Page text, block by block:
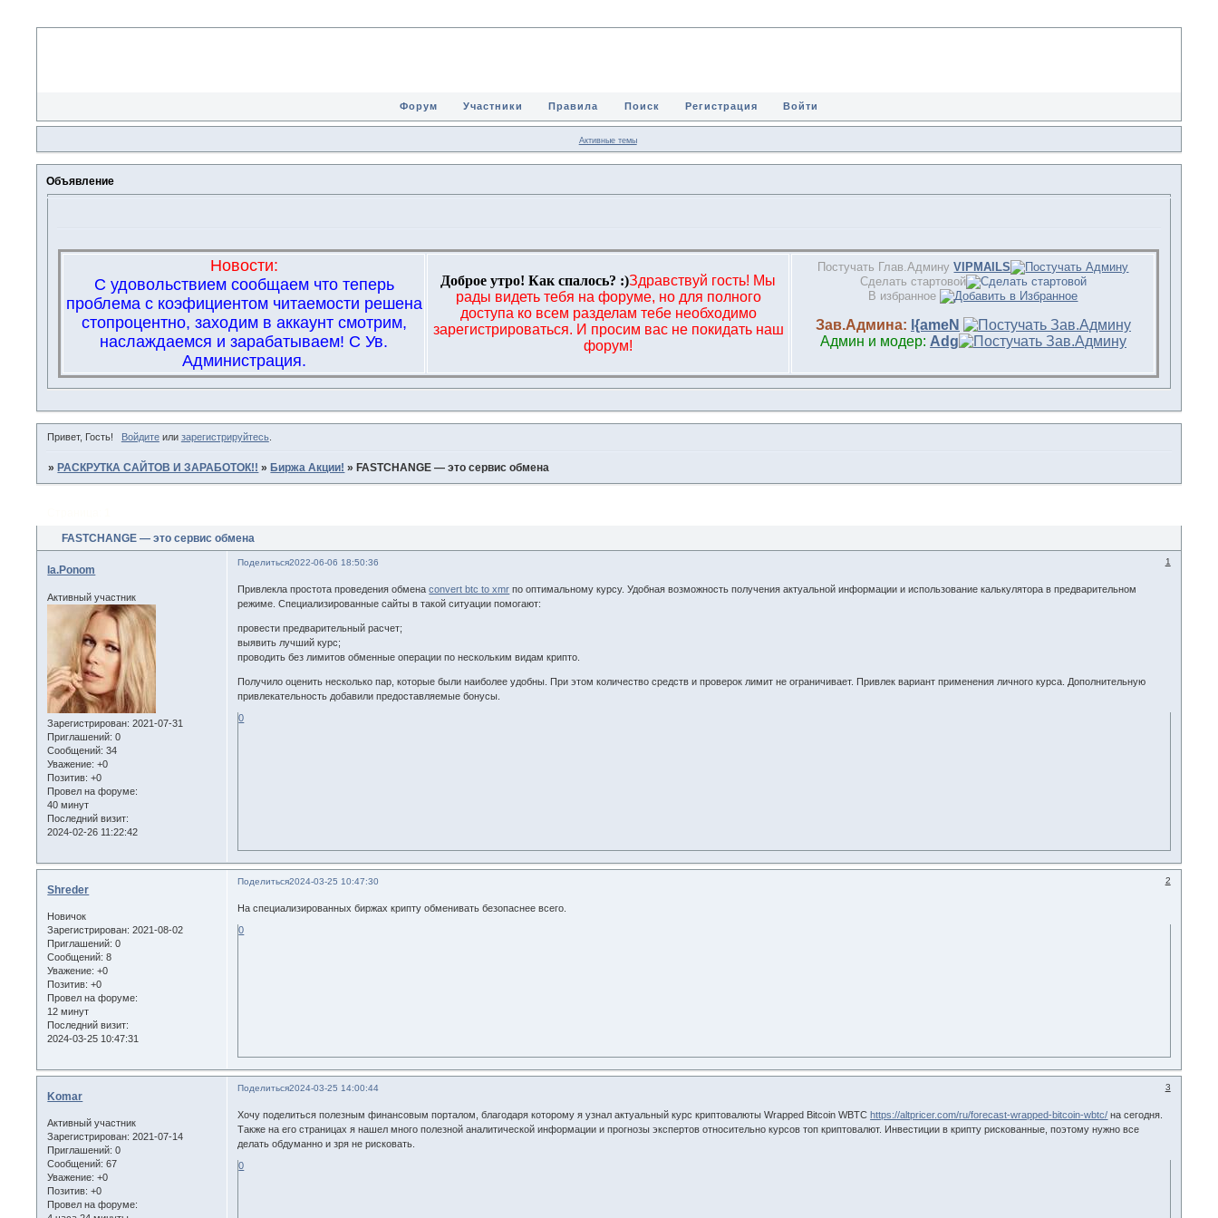
Форум Участники Правила Поиск Регистрация Войти
Активные темы
Объявление
Новости:
С удовольствием сообщаем что теперь
проблема с коэфициентом читаемости решена
стопроцентно, заходим в аккаунт смотрим,
наслаждаемся и зарабатываем! С Ув.
Администрация.
Доброе утро! Как спалось? :)Здравствуй гость! Мы
рады видеть тебя на форуме, но для полного
доступа ко всем разделам тебе необходимо
зарегистрироваться. И просим вас не покидать наш
форум!
Постучать Глав.АдминуVIPMAILS
Сделать стартовой
В избранное
Зав.Админа: l{ameN
Админ и модер: Adg
Привет, Гость! Войдитеили зарегистрируйтесь.
» РАСКРУТКА САЙТОВ И ЗАРАБОТОК!! » Биржа Акции! » FASTCHANGE — это сервис обмена
FASTCHANGE — это сервис обмена
Поделиться 1
2022-06-06 18:50:36
Ia.Ponom
Активный участник
Зарегистрирован: 2021-07-31
Приглашений: 0
Сообщений: 34
Уважение: +0
Позитив: +0
Провел на форуме:
40 минут
Последний визит:
2024-02-26 11:22:42
Привлекла простота проведения обменаconvert btc to xmr по оптимальному курсу. Удобная возможность получения актуальной информации и использование калькулятора в предварительном
режиме. Специализированные сайты в такой ситуации помогают:
провести предварительный расчет;
выявить лучший курс;
проводить без лимитов обменные операции по нескольким видам крипто.
Получило оценить несколько пар, которые были наиболее удобны. При этом количество средств и проверок лимит не ограничивает. Привлек вариант применения личного курса. Дополнительную
привлекательность добавили предоставляемые бонусы.
0
Поделиться 2
2024-03-25 10:47:30
Shreder
Новичок
Зарегистрирован: 2021-08-02
Приглашений: 0
Сообщений: 8
Уважение: +0
Позитив: +0
Провел на форуме:
12 минут
Последний визит:
2024-03-25 10:47:31
На специализированных биржах крипту обменивать безопаснее всего.
0
Поделиться 3
2024-03-25 14:00:44
Komar
Активный участник
Зарегистрирован: 2021-07-14
Приглашений: 0
Сообщений: 67
Уважение: +0
Позитив: +0
Провел на форуме:
Хочу поделиться полезным финансовым порталом, благодаря которому я узнал актуальный курс криптовалюты Wrapped Bitcoin WBTC https://altpricer.com/ru/forecast-wrapped-bitcoin-wbtc/ на сегодня.
Также на его страницах я нашел много полезной аналитической информации и прогнозы экспертов относительно курсов топ криптовалют. Инвестиции в крипту рискованные, поэтому нужно все
делать обдуманно и зря не рисковать.
0